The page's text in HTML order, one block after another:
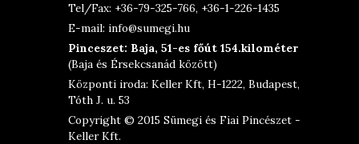
Tel/Fax: +36-79-325-766, +36-1-226-1435
E-mail: info@sumegi.hu
Pinceszet: Baja, 51-es főút 154.kilométer
(Baja és Érsekcsanád között)
Központi iroda: Keller Kft, H-1222, Budapest,
Tóth J. u. 53
Copyright © 2015 Sümegi és Fiai Pincészet -
Keller Kft.